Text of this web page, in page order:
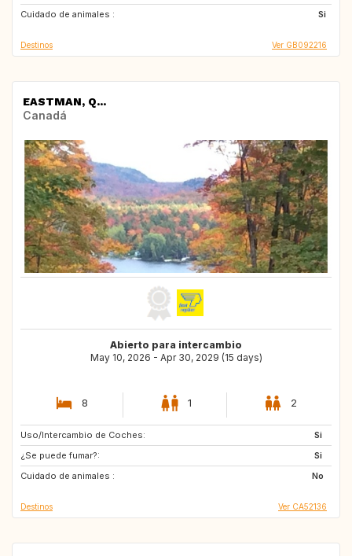
Cuidado de animales :
Si
AU
Destinos Ver GB092216
EASTMAN, Q...
Canadá
Abierto para intercambio
May 10, 2026 - Apr 30, 2029 (15 days)
8 1 2
Uso/Intercambio de Coches:
Si
¿Se puede fumar?:
Si
Cuidado de animales :
No
NL
GR
ES
Destinos Ver CA52136